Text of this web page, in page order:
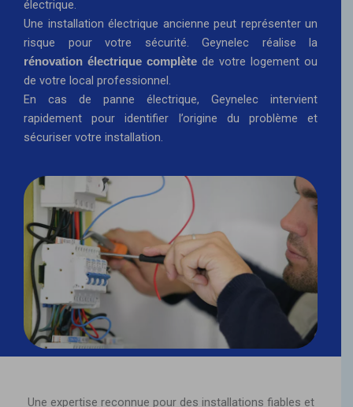
électrique.
Une installation électrique ancienne peut représenter un
risque pour votre sécurité. Geynelec réalise la
rénovation électrique complète de votre logement ou
de votre local professionnel.
En cas de panne électrique, Geynelec intervient
rapidement pour identifier l’origine du problème et
sécuriser votre installation.
Une expertise reconnue pour des installations fiables et